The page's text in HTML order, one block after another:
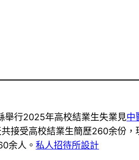
舉行2025年高校結業生失業見中
接受高校結業生簡歷260余份
余人。私人招待所設計